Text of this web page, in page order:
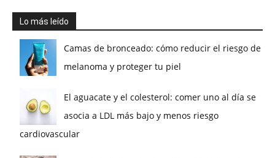
Lo más leído
Camas de bronceado: cómo reducir el riesgo de
melanoma y proteger tu piel
El aguacate y el colesterol: comer uno al día se
asocia a LDL más bajo y menos riesgo
cardiovascular